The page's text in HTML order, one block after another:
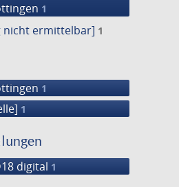
1
nicht ermittelbar] 1
1
1
digital 1